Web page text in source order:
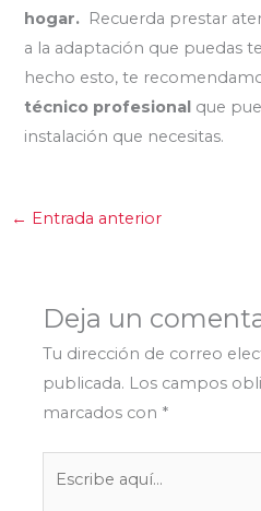
hogar. Recuerda prestar
a la adaptación que puedas
hecho esto, te
técnico profesional que
instalación que necesitas.
← Entrada anterior
Deja un
Tu dirección de correo
publicada. Los campos
marcados con *